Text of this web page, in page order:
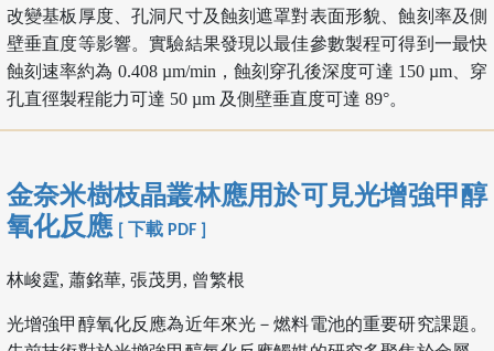
改變基板厚度、孔洞尺寸及蝕刻遮罩對表面形貌、蝕刻率及側
壁垂直度等影響。實驗結果發現以最佳參數製程可得到一最快
蝕刻速率約為 0.408 µm/min，蝕刻穿孔後深度可達 150 µm、穿
孔直徑製程能力可達 50 µm 及側壁垂直度可達 89°。
金奈米樹枝晶叢林應用於可見光增強甲醇
氧化反應
[ 下載 PDF ]
林峻霆, 蕭銘華, 張茂男, 曾繁根
光增強甲醇氧化反應為近年來光－燃料電池的重要研究課題。